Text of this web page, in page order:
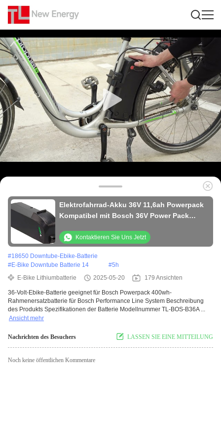
Elektrofahrrad-Akku 36V 11,6ah Powerpack
Kompatibel mit Bosch 36V Power Pack
Kontaktieren Sie Uns Jetzt
#18650 Downtube-Ebike-Batterie
#E-Bike Downtube Batterie 14 #5h
E-Bike Lithiumbatterie
2025-05-20 179 Ansichten
36-Volt-Ebike-Batterie geeignet für Bosch Powerpack 400wh-
Rahmenersatzbatterie für Bosch Performance Line System Beschreibung
des Produkts Spezifikationen der Batterie Modellnummer TL-BOS-B36A ...
Ansicht mehr
Nachrichten des Besuchers LASSEN SIE EINE MITTEILUNG
Noch keine öffentlichen Kommentare